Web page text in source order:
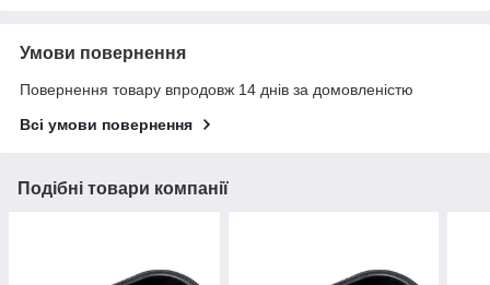
Умови повернення
Повернення товару впродовж 14 днів за домовленістю
Всі умови повернення
Подібні товари компанії